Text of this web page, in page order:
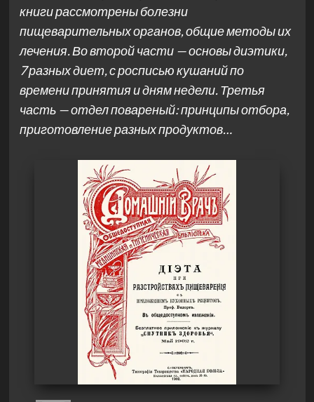
книги рассмотрены болезни
пищеварительных органов, общие методы их
лечения. Во второй части — основы диэтики,
7 разных диет, с росписью кушаний по
времени принятия и дням недели. Третья
часть — отдел повареный: принципы отбора,
приготовление разных продуктов…